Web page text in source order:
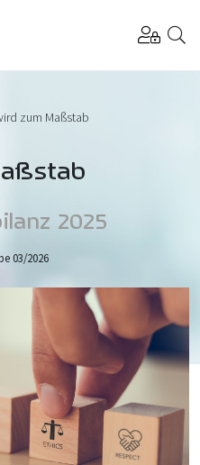
zum Maßstab
2025
03/2026